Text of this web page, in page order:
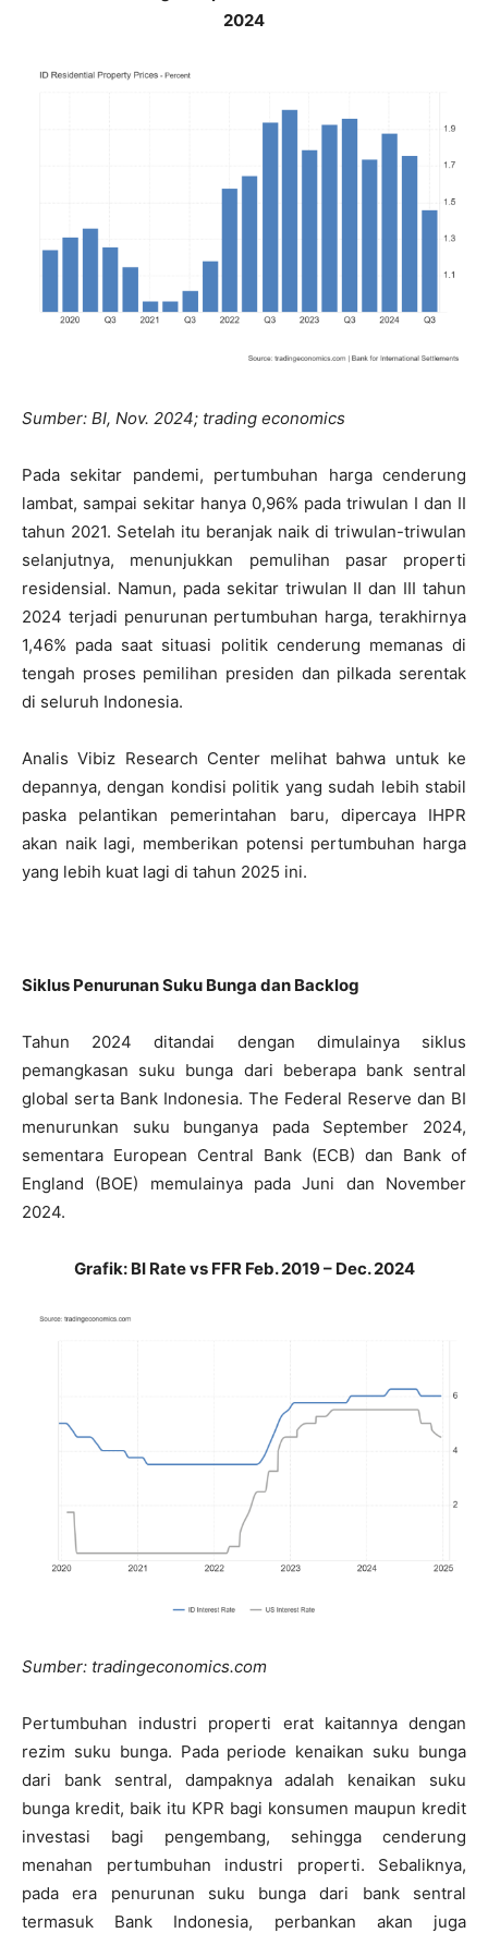
2024
Sumber: BI, Nov. 2024; trading economics
Pada sekitar pandemi, pertumbuhan harga cenderung
lambat, sampai sekitar hanya 0,96% pada triwulan I dan II
tahun 2021. Setelah itu beranjak naik di triwulan-triwulan
selanjutnya, menunjukkan pemulihan pasar properti
residensial. Namun, pada sekitar triwulan II dan III tahun
2024 terjadi penurunan pertumbuhan harga, terakhirnya
1,46% pada saat situasi politik cenderung memanas di
tengah proses pemilihan presiden dan pilkada serentak
di seluruh Indonesia.
Analis Vibiz Research Center melihat bahwa untuk ke
depannya, dengan kondisi politik yang sudah lebih stabil
paska pelantikan pemerintahan baru, dipercaya IHPR
akan naik lagi, memberikan potensi pertumbuhan harga
yang lebih kuat lagi di tahun 2025 ini.
Siklus Penurunan Suku Bunga dan Backlog
Tahun 2024 ditandai dengan dimulainya siklus
pemangkasan suku bunga dari beberapa bank sentral
global serta Bank Indonesia. The Federal Reserve dan BI
menurunkan suku bunganya pada September 2024,
sementara European Central Bank (ECB) dan Bank of
England (BOE) memulainya pada Juni dan November
2024.
Grafik: BI Rate vs FFR Feb. 2019 – Dec. 2024
Sumber: tradingeconomics.com
Pertumbuhan industri properti erat kaitannya dengan
rezim suku bunga. Pada periode kenaikan suku bunga
dari bank sentral, dampaknya adalah kenaikan suku
bunga kredit, baik itu KPR bagi konsumen maupun kredit
investasi bagi pengembang, sehingga cenderung
menahan pertumbuhan industri properti. Sebaliknya,
pada era penurunan suku bunga dari bank sentral
termasuk Bank Indonesia, perbankan akan juga